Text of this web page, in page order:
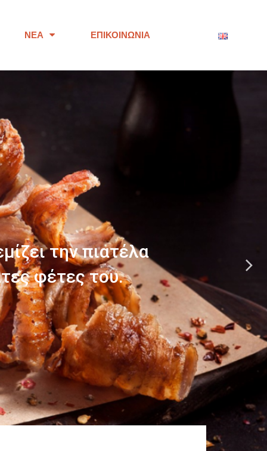
ΝΈΑ ΕΠΙΚΟΙΝΩΝΊΑ